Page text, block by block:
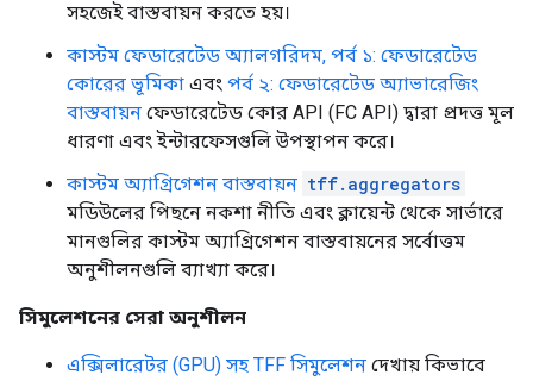
সহজেই বাস্তবায়ন করতে হয়।
কাস্টম ফেডারেটেড অ্যালগরিদম, পর্ব ১: ফেডারেটেড
কোরের ভূমিকা এবং পর্ব ২: ফেডারেটেড অ্যাভারেজিং
বাস্তবায়ন ফেডারেটেড কোর API (FC API) দ্বারা প্রদত্ত মূল
ধারণা এবং ইন্টারফেসগুলি উপস্থাপন করে।
কাস্টম অ্যাগ্রিগেশন বাস্তবায়ন tff.aggregators
মডিউলের পিছনে নকশা নীতি এবং ক্লায়েন্ট থেকে সার্ভারে
মানগুলির কাস্টম অ্যাগ্রিগেশন বাস্তবায়নের সর্বোত্তম
অনুশীলনগুলি ব্যাখ্যা করে।
সিমুলেশনের সেরা অনুশীলন
এক্সিলারেটর (GPU) সহ TFF সিমুলেশন দেখায় কিভাবে